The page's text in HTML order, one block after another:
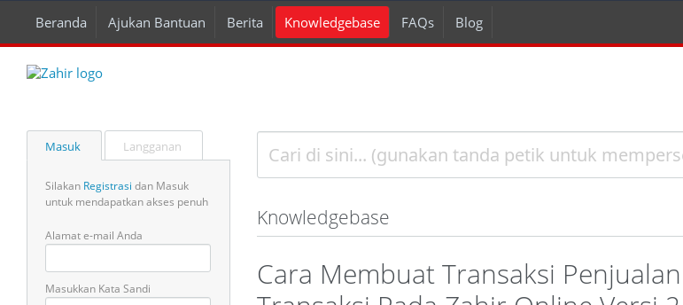
Beranda Ajukan Bantuan Berita Knowledgebase FAQs Blog
Masuk Langganan
Silakan Registrasi dan Masuk
untuk mendapatkan akses penuh
Alamat e-mail Anda
Masukkan Kata Sandi
Knowledgebase
Cara Membuat Transaksi